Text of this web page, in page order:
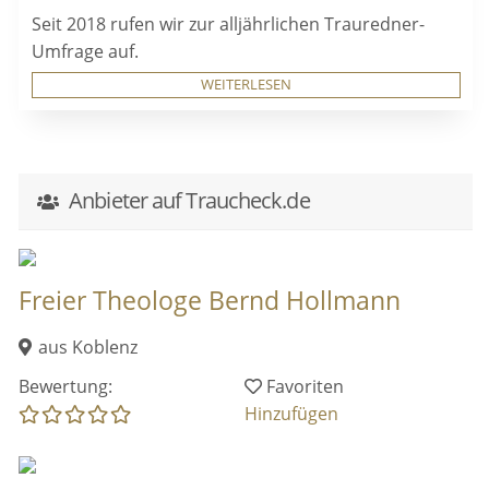
Seit 2018 rufen wir zur alljährlichen Trauredner-
Umfrage auf.
WEITERLESEN
Anbieter auf Traucheck.de
Freier Theologe Bernd Hollmann
aus Koblenz
Bewertung:
Favoriten
Hinzufügen